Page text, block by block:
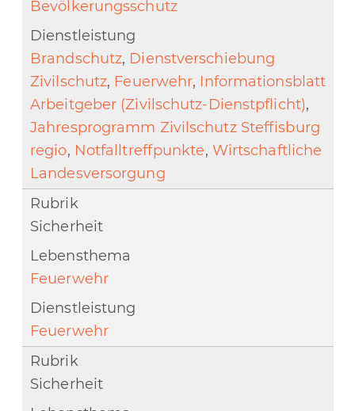
Bevölkerungsschutz
Brandschutz, Dienstverschiebung
Zivilschutz, Feuerwehr, Informationsblatt
Arbeitgeber (Zivilschutz-Dienstpflicht),
Jahresprogramm Zivilschutz Steffisburg
regio, Notfalltreffpunkte, Wirtschaftliche
Landesversorgung
Sicherheit
Feuerwehr
Feuerwehr
Sicherheit